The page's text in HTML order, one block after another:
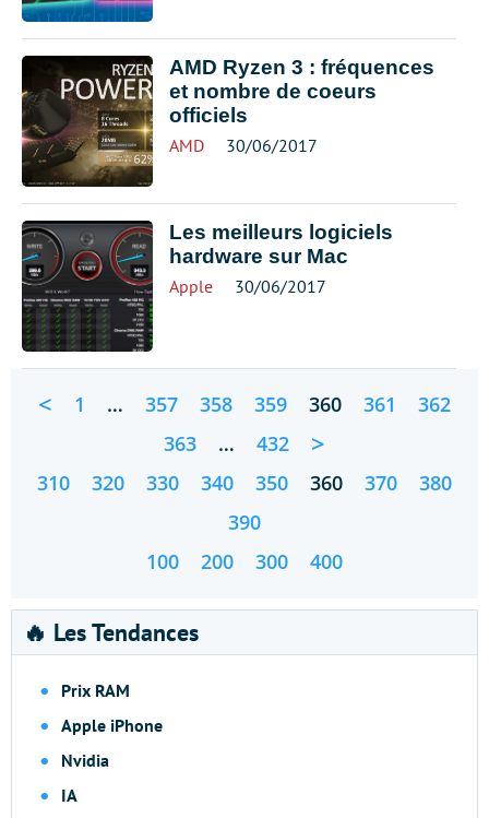
AMD Ryzen 3 : fréquences
et nombre de coeurs
officiels
AMD 30/06/2017
Les meilleurs logiciels
hardware sur Mac
Apple 30/06/2017
< 1 … 357 358 359 360 361
362
363
… 432 >
310 320 330 340 350 360 370
380
390
100
200 300 400
🔥 Les Tendances
Prix RAM
Apple iPhone
Nvidia
IA